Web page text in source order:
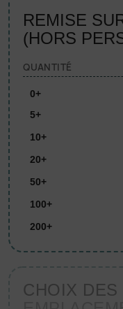
REMISE
(HORS
QUANTITÉ
0+
5+
10+
20+
50+
100+
200+
CHOIX DES